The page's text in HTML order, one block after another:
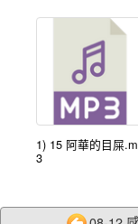
1) 15 阿華的目屎
3